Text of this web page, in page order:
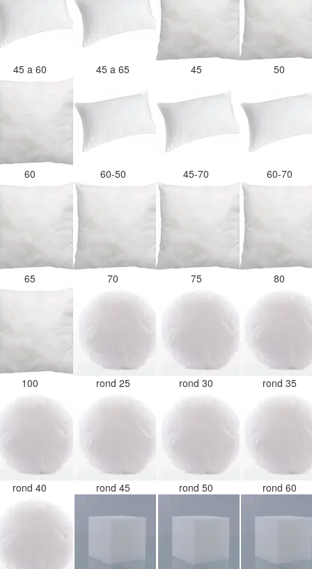
45 a 60 45 a 65 45 50
60 60-50 45-70 60-70
65 70 75 80
100 rond 25 rond 30 rond 35
rond 40 rond 45 rond 50 rond 60